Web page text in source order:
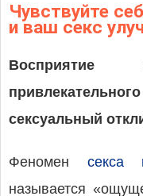
Чувствуйте
и ваш секс
сексуальный
Феномен секса
называется